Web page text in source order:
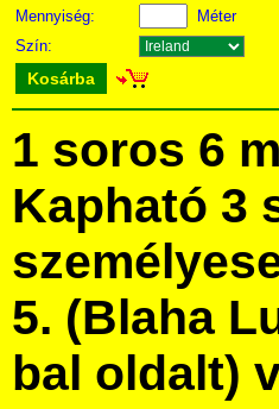
Mennyiség:
Méter
Szín:
Kosárba
1 soros 6
Kapható 3
5. (Blaha
bal oldalt)